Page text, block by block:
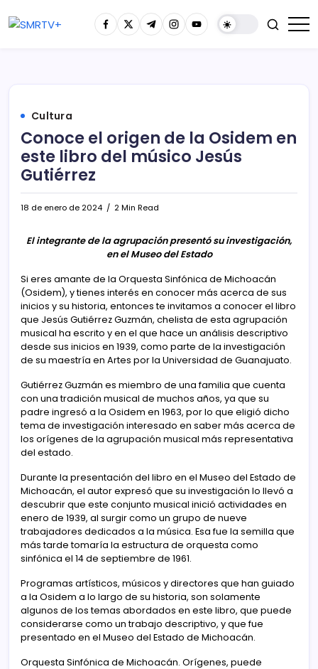
Cultura
Conoce el origen de la Osidem en
este libro del músico Jesús
Gutiérrez
18 de enero de 2024 2 Min Read
El integrante de la agrupación presentó su investigación,
en el Museo del Estado
Si eres amante de la Orquesta Sinfónica de Michoacán
(Osidem), y tienes interés en conocer más acerca de sus
inicios y su historia, entonces te invitamos a conocer el libro
que Jesús Gutiérrez Guzmán, chelista de esta agrupación
musical ha escrito y en el que hace un análisis descriptivo
desde sus inicios en 1939, como parte de la investigación
de su maestría en Artes por la Universidad de Guanajuato.
Gutiérrez Guzmán es miembro de una familia que cuenta
con una tradición musical de muchos años, ya que su
padre ingresó a la Osidem en 1963, por lo que eligió dicho
tema de investigación interesado en saber más acerca de
los orígenes de la agrupación musical más representativa
del estado.
Durante la presentación del libro en el Museo del Estado de
Michoacán, el autor expresó que su investigación lo llevó a
descubrir que este conjunto musical inició actividades en
enero de 1939, al surgir como un grupo de nueve
trabajadores dedicados a la música. Esa fue la semilla que
más tarde tomaría la estructura de orquesta como
sinfónica el 14 de septiembre de 1961.
Programas artísticos, músicos y directores que han guiado
a la Osidem a lo largo de su historia, son solamente
algunos de los temas abordados en este libro, que puede
considerarse como un trabajo descriptivo, y que fue
presentado en el Museo del Estado de Michoacán.
Orquesta Sinfónica de Michoacán. Orígenes, puede